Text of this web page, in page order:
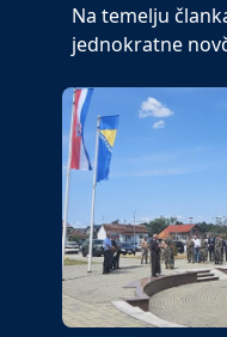
Na temelju
jednokratne